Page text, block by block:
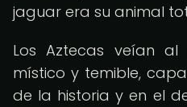
jaguar era su animal
Los Aztecas veían
místico y temible,
de la historia y en el